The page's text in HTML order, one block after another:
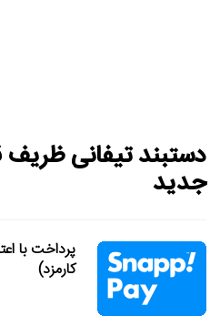
دستبند تیفانی
جدید
کارمزد)